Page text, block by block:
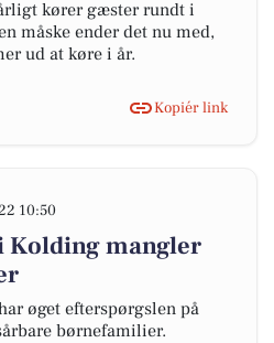
kører gæster rundt i
måske ender det nu med,
ud at køre i år.
Kopiér link
10:50
mangler
øget efterspørgslen på
børnefamilier.